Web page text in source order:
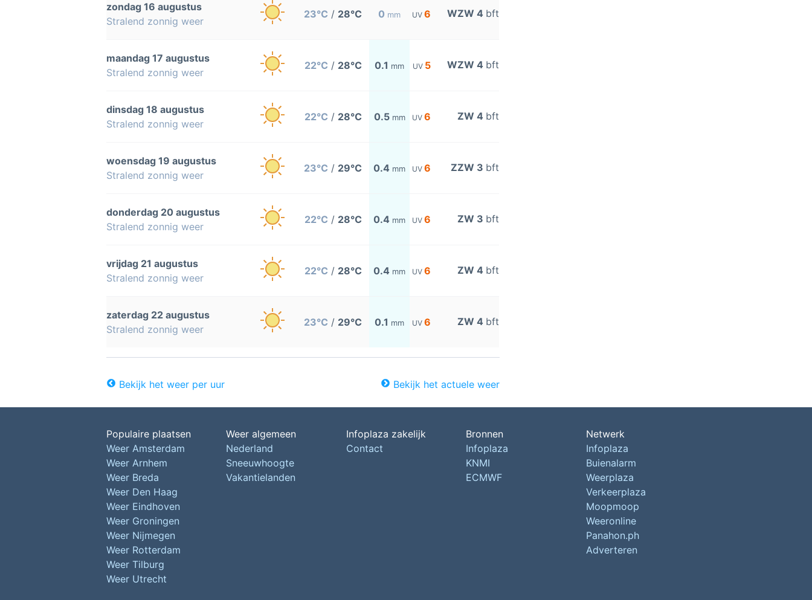
zondag 16 augustus
Stralend zonnig weer
23°C / 28°C 0 mm UV 6 WZW 4 bft
maandag 17 augustus
Stralend zonnig weer
22°C / 28°C 0.1 mm UV 5 WZW 4 bft
dinsdag 18 augustus
Stralend zonnig weer
22°C / 28°C 0.5 mm UV 6 ZW 4 bft
woensdag 19 augustus
Stralend zonnig weer
23°C / 29°C 0.4 mm UV 6 ZZW 3 bft
donderdag 20 augustus
Stralend zonnig weer
22°C / 28°C 0.4 mm UV 6 ZW 3 bft
vrijdag 21 augustus
Stralend zonnig weer
22°C / 28°C 0.4 mm UV 6 ZW 4 bft
zaterdag 22 augustus
Stralend zonnig weer
23°C / 29°C 0.1 mm UV 6 ZW 4 bft
Bekijk het weer per uur Bekijk het actuele weer
Populaire plaatsen
Weer Amsterdam
Weer Arnhem
Weer Breda
Weer Den Haag
Weer Eindhoven
Weer Groningen
Weer Nijmegen
Weer Rotterdam
Weer Tilburg
Weer Utrecht
Weer algemeen
Nederland
Sneeuwhoogte
Vakantielanden
Infoplaza zakelijk
Contact
Bronnen
Infoplaza
KNMI
ECMWF
Netwerk
Infoplaza
Buienalarm
Weerplaza
Verkeerplaza
Moopmoop
Weeronline
Panahon.ph
Adverteren